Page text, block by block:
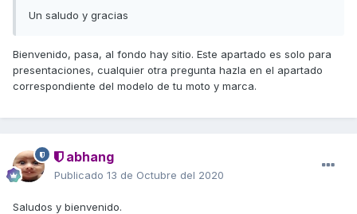
Un saludo y gracias
Bienvenido, pasa, al fondo hay sitio. Este apartado es solo para
presentaciones, cualquier otra pregunta hazla en el apartado
correspondiente del modelo de tu moto y marca.
abhang
Publicado 13 de Octubre del 2020
Saludos y bienvenido.